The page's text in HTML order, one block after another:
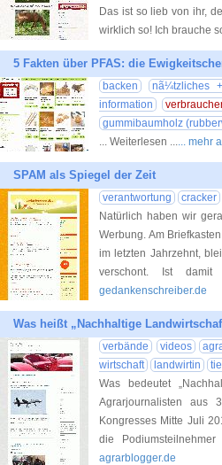
Das ist so lieb von ihr,
wirklich so! Ich brauche
5 Fakten über PFAS: die
backen nã¼tzliches
information
gummibaumholz
... Weiterlesen ...... mehr
SPAM als Spiegel der Zeit
verantwortung cracker
Natürlich haben wir
Werbung. Am
im letzten Jahrzehnt,
verschont. Ist damit
gedankenschreiber.de
Was heißt „Nachhaltige
verbände videos
wirtschaft
landwirtin
Was bedeutet
Agrarjournalisten aus
Kongresses Mitte Juli
die
agrarblogger.de